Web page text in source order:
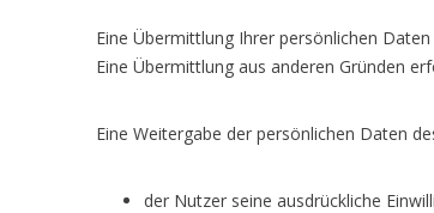
Eine Übermittlung Ihrer persönlichen
Eine Übermittlung aus anderen Gründen
Eine Weitergabe der persönlichen Daten
der Nutzer seine ausdrückliche